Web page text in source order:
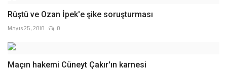
Rüştü ve Ozan İpek'e şike soruşturması
Mayıs 25, 2010 0
Maçın hakemi Cüneyt Çakır'ın karnesi